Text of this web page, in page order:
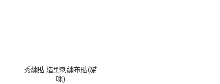
秀繡貼 造型刺繡布貼(貓
咪)